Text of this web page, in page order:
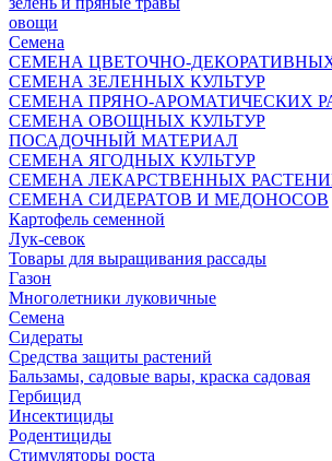
овощи
Семена
СЕМЕНА ЦВЕТОЧНО-
СЕМЕНА ЗЕЛЕННЫХ КУЛЬТУР
СЕМЕНА ПРЯНО-АРОМАТИЧЕСКИХ
СЕМЕНА ОВОЩНЫХ КУЛЬТУР
ПОСАДОЧНЫЙ МАТЕРИАЛ
СЕМЕНА ЯГОДНЫХ КУЛЬТУР
СЕМЕНА ЛЕКАРСТВЕННЫХ
СЕМЕНА СИДЕРАТОВ И МЕДОНОСОВ
Картофель семенной
Лук-севок
Товары для выращивания рассады
Газон
Многолетники луковичные
Семена
Сидераты
Средства защиты растений
Бальзамы, садовые вары, краска садовая
Гербицид
Инсектициды
Родентициды
Стимуляторы роста